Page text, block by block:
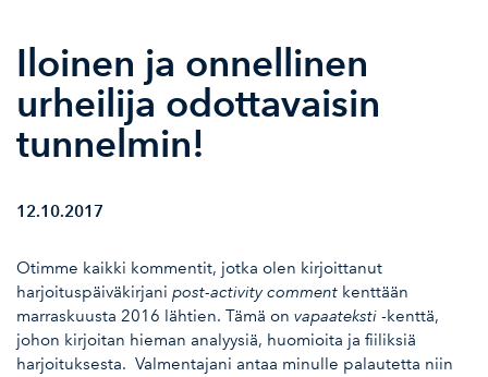
Iloinen ja onnellinen
urheilija odottavaisin
tunnelmin!
12.10.2017
Otimme kaikki kommentit, jotka olen kirjoittanut
harjoituspäiväkirjani post-activity comment kenttään
marraskuusta 2016 lähtien. Tämä on vapaateksti -kenttä,
johon kirjoitan hieman analyysiä, huomioita ja fiiliksiä
harjoituksesta. Valmentajani antaa minulle palautetta niin